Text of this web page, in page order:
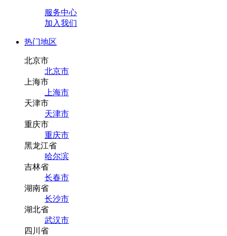
服务中心
加入我们
热门地区
北京市
北京市
上海市
上海市
天津市
天津市
重庆市
重庆市
黑龙江省
哈尔滨
吉林省
长春市
湖南省
长沙市
湖北省
武汉市
四川省